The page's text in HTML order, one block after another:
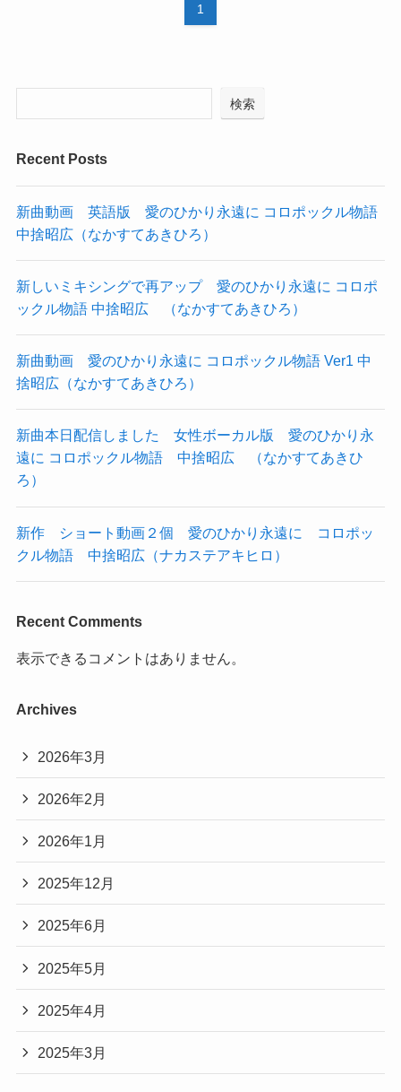
1
検索
Recent Posts
新曲動画 英語版 愛のひかり永遠に コロポックル物語
中捨昭広（なかすてあきひろ）
新しいミキシングで再アップ 愛のひかり永遠に コロポ
ックル物語 中捨昭広 （なかすてあきひろ）
新曲動画 愛のひかり永遠に コロポックル物語 Ver1 中
捨昭広（なかすてあきひろ）
新曲本日配信しました 女性ボーカル版 愛のひかり永
遠に コロポックル物語 中捨昭広 （なかすてあきひ
ろ）
新作 ショート動画２個 愛のひかり永遠に コロポッ
クル物語 中捨昭広（ナカステアキヒロ）
Recent Comments
表示できるコメントはありません。
Archives
2026年3月
2026年2月
2026年1月
2025年12月
2025年6月
2025年5月
2025年4月
2025年3月